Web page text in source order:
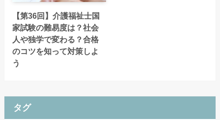
【第36回】介護福祉士国
家試験の難易度は？社会
人や独学で変わる？合格
のコツを知って対策しよ
う
タグ